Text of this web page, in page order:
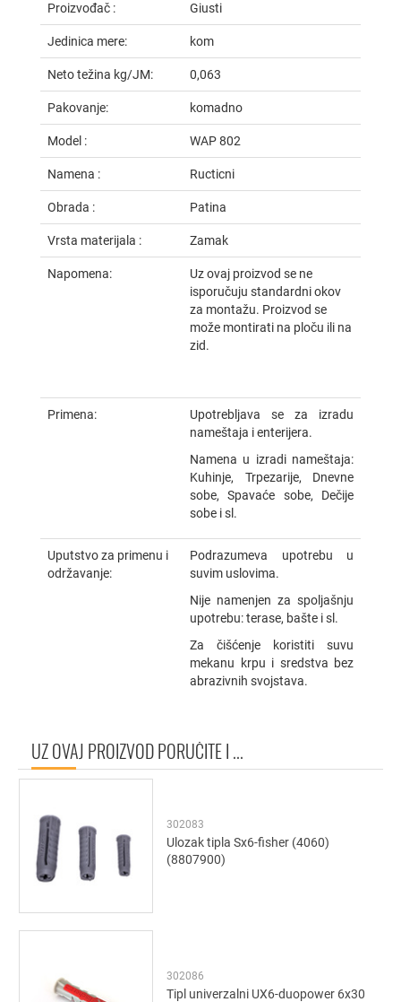
Proizvođač : Giusti
Jedinica mere: kom
Neto težina kg/JM: 0,063
Pakovanje: komadno
Model : WAP 802
Namena : Ructicni
Obrada : Patina
Vrsta materijala : Zamak
Napomena:
Uz ovaj proizvod se ne
isporučuju standardni okov
za montažu. Proizvod se
može montirati na ploču ili na
zid.
Primena:
Upotrebljava se za izradu
nameštaja i enterijera.
Namena u izradi nameštaja:
Kuhinje, Trpezarije, Dnevne
sobe, Spavaće sobe, Dečije
sobe i sl.
Uputstvo za primenu i
održavanje:
Podrazumeva upotrebu u
suvim uslovima.
Nije namenjen za spoljašnju
upotrebu: terase, bašte i sl.
Za čišćenje koristiti suvu
mekanu krpu i sredstva bez
abrazivnih svojstava.
UZ OVAJ PROIZVOD PORUČITE I ...
302083
Ulozak tipla Sx6-fisher (4060)
(8807900)
302086
Tipl univerzalni UX6-duopower 6x30